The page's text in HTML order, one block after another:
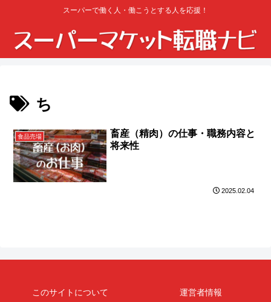
スーパーで働く人・働こうとする人を応援！
ち
食品売場
畜産（精肉）の仕事・職務内容と
将来性
2025.02.04
このサイトについて
運営者情報